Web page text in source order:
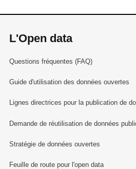
L'Open data
Questions fréquentes (FAQ)
Guide d'utilisation des données ouvertes
Lignes directrices pour la publication de
Demande de réutilisation de données
Stratégie de données ouvertes
Feuille de route pour l'open data